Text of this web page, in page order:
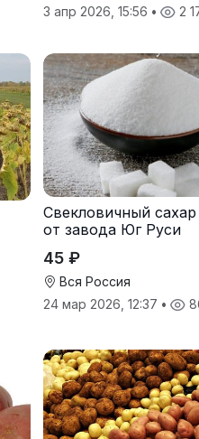
3 апр 2026, 15:56 • 2
Свекловичный
от завода Юг Руси
45 ₽
Вся Россия
24 мар 2026, 12:37 •